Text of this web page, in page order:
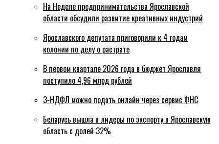
На Неделе предпринимательства Ярославской
области обсудили развитие креативных индустрий
Ярославского депутата приговорили к 4 годам
колонии по делу о растрате
В первом квартале 2026 года в бюджет Ярославля
поступило 4,96 млрд рублей
3-НДФЛ можно подать онлайн через сервис ФНС
Беларусь вышла в лидеры по экспорту в Ярославскую
область с долей 32%